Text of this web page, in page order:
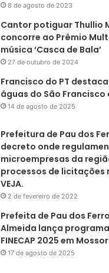
8 de agosto de 2023
Cantor potiguar Thullio
concorre ao Prêmio
música ‘Casca de Bala’
27 de outubro de 2024
Francisco do PT
águas do São Francisco
14 de agosto de 2025
Prefeitura de Pau dos
decreto onde
microempresas da
processos de licitações
VEJA.
2 de fevereiro de 2022
Prefeita de Pau dos
Almeida lança
FINECAP 2025 em
17 de agosto de 2025